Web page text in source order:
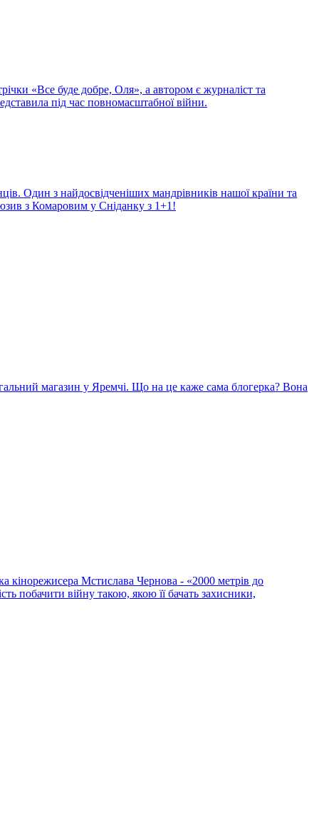
«Все буде добре, Оля», а автором є журналіст та
під час повномасштабної війни.
Один з найдосвідченіших мандрівників нашої країни та
з Комаровим у Сніданку з 1+1!
магазин у Яремчі. Що на це каже сама блогерка? Вона
кінорежисера Мстислава Чернова - «2000 метрів до
побачити війну такою, якою її бачать захисники,